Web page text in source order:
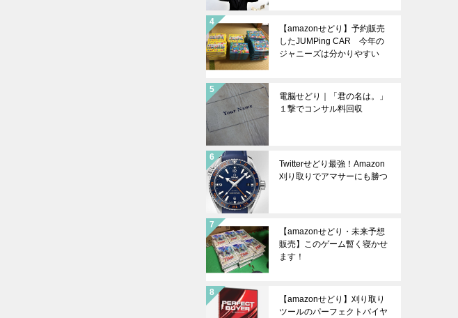
【amazonせどり】予約販売
したJUMPing CAR 今年の
ジャニーズは分かりやすい
電脳せどり｜「君の名は。」
１撃でコンサル料回収
Twitterせどり最強！Amazon
刈り取りでアマサーにも勝つ
【amazonせどり・未来予想
販売】このゲーム暫く寝かせ
ます！
【amazonせどり】刈り取り
ツールのパーフェクトバイヤ